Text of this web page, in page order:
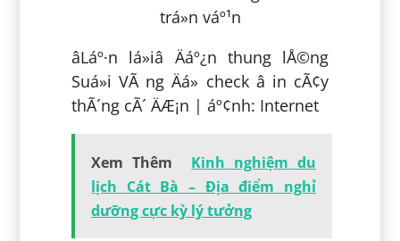
âLáº·n lá»iâ Äáº¿n thung lÅ©ng
Suá»i VÃ ng Äá» check â in cÃ¢y
thÃ´ng cÃ´ ÄÆ¡n | áº¢nh: Internet
Xem Thêm
Kinh nghiệm du
lịch Cát Bà – Địa điểm nghỉ
dưỡng cực kỳ lý tưởng